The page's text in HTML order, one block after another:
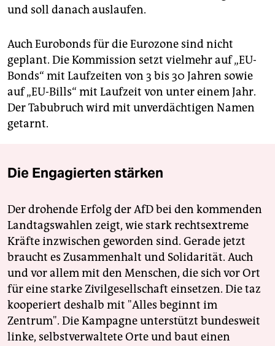
und soll danach auslaufen.
Auch Eurobonds für die Eurozone sind nicht
geplant. Die Kommission setzt vielmehr auf „EU-
Bonds“ mit Laufzeiten von 3 bis 30 Jahren sowie
auf „EU-Bills“ mit Laufzeit von unter einem Jahr.
Der Tabubruch wird mit unverdächtigen Namen
getarnt.
Die Engagierten stärken
Der drohende Erfolg der AfD bei den kommenden
Landtagswahlen zeigt, wie stark rechtsextreme
Kräfte inzwischen geworden sind. Gerade jetzt
braucht es Zusammenhalt und Solidarität. Auch
und vor allem mit den Menschen, die sich vor Ort
für eine starke Zivilgesellschaft einsetzen. Die taz
kooperiert deshalb mit "Alles beginnt im
Zentrum". Die Kampagne unterstützt bundesweit
linke, selbstverwaltete Orte und baut einen